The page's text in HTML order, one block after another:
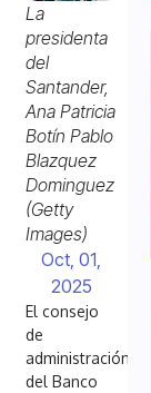
La
presidenta
del
Santander,
Ana Patricia
Botín Pablo
Blazquez
Dominguez
(Getty
Images)
Oct, 01,
2025
El consejo
de
administración
del Banco